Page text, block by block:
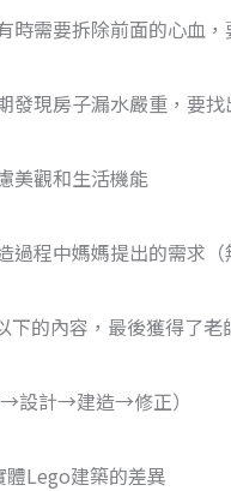
時需要拆除前面的心血
發現房子漏水嚴重，要
美觀和生活機能
過程中媽媽提出的需求（
的內容，最後獲得了老
設計→建造→修正）
Lego建築的差異